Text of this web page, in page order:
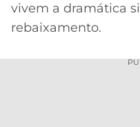
INDICAÇÃO
BET365
SÃO
BOLA
vivem a dramática
rebaixamento.